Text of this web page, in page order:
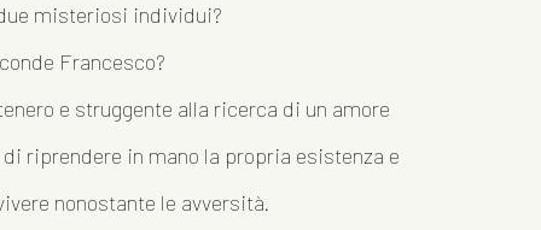
misteriosi individui?
Francesco?
e struggente alla ricerca di un amore
riprendere in mano la propria esistenza e
nonostante le avversità.